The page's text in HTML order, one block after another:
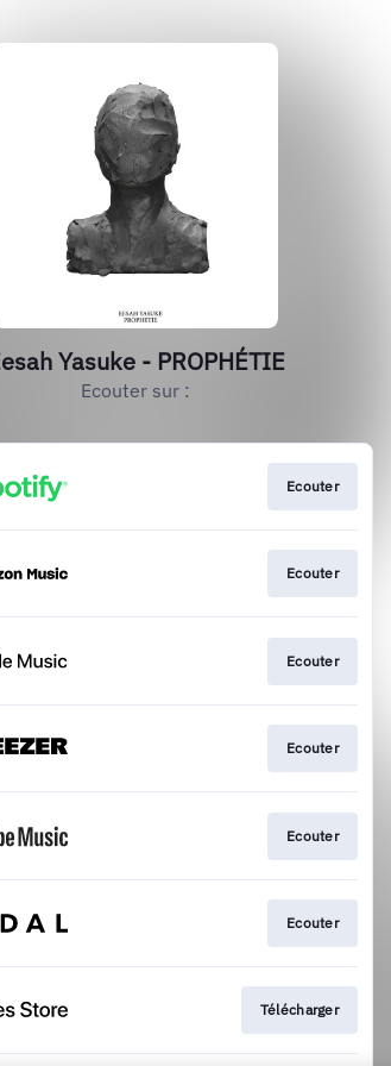
Yasuke - PROPHÉTIE
Ecouter sur :
Ecouter
Ecouter
Ecouter
Ecouter
Ecouter
Ecouter
Télécharger